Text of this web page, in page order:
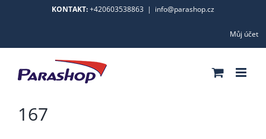
KONTAKT:+420603538863 | info@parashop.cz
Můj účet
167